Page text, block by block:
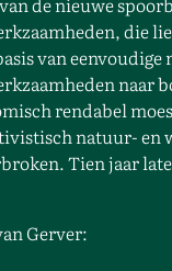
die
van
naar
rendabel
natuur-
Tien jaar
Gerver: